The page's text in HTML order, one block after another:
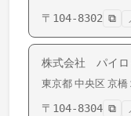
〒 104-8302 ⧉
株式会社 パイロ
東京都 中央区 京橋
〒 104-8304 ⧉